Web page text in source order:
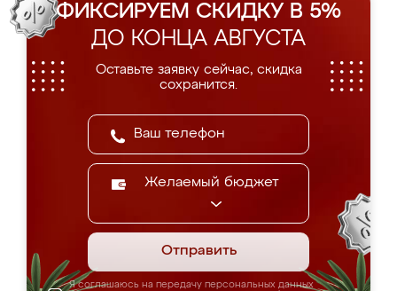
ФИКСИРУЕМ СКИДКУ В 5%
ДО КОНЦА АВГУСТА
Оставьте заявку сейчас, скидка
сохранится.
Желаемый бюджет
Отправить
Я соглашаюсь на передачу персональных данных